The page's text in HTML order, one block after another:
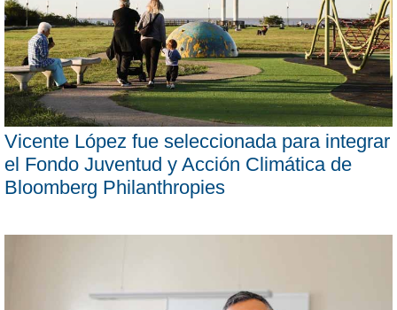
Vicente López fue seleccionada para integrar
el Fondo Juventud y Acción Climática de
Bloomberg Philanthropies